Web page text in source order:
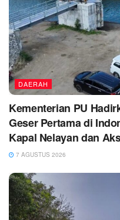
DAERAH
Kementerian PU
Geser Pertama di
Kapal Nelayan dan
7 AGUSTUS 2026